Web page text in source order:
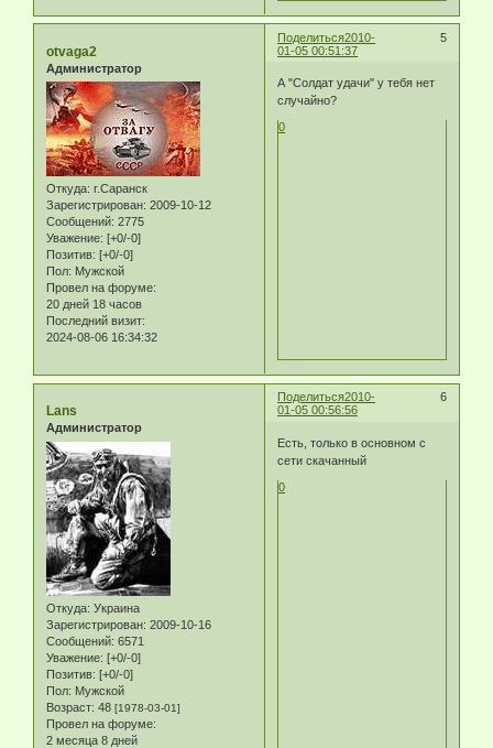
Поделиться 5
2010-
01-05 00:51:37
otvaga2
Администратор
Откуда: г.Саранск
Зарегистрирован: 2009-10-12
Сообщений: 2775
Уважение: [+0/-0]
Позитив: [+0/-0]
Пол: Мужской
Провел на форуме:
20 дней 18 часов
Последний визит:
2024-08-06 16:34:32
А "Солдат удачи" у тебя нет
случайно?
0
Поделиться 6
2010-
01-05 00:56:56
Lans
Администратор
Откуда: Украина
Зарегистрирован: 2009-10-16
Сообщений: 6571
Уважение: [+0/-0]
Позитив: [+0/-0]
Пол: Мужской
Возраст: 48 [1978-03-01]
Провел на форуме:
2 месяца 8 дней
Есть, только в основном с
сети скачанный
0